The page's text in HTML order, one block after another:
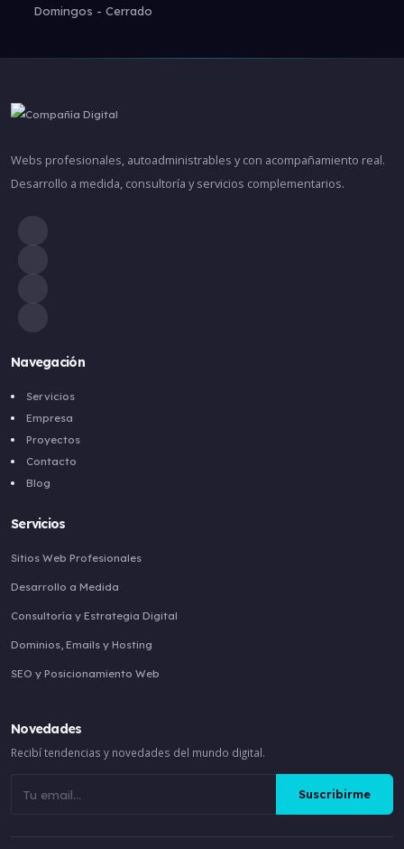
Domingos - Cerrado
Webs profesionales, autoadministrables y con acompañamiento real.
Desarrollo a medida, consultoría y servicios complementarios.
Navegación
Servicios
Empresa
Proyectos
Contacto
Blog
Servicios
Sitios Web Profesionales
Desarrollo a Medida
Consultoría y Estrategia Digital
Dominios, Emails y Hosting
SEO y Posicionamiento Web
Novedades
Recibí tendencias y novedades del mundo digital.
Suscribirme